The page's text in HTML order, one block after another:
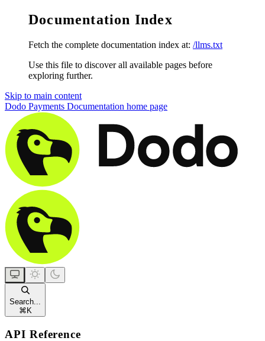
Documentation Index
Fetch the complete documentation index at: /llms.txt
Use this file to discover all available pages before
exploring further.
Skip to main content
Dodo Payments Documentation home page
Search...
⌘ K
API Reference